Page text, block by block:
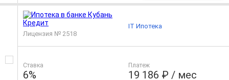
Лицензия № 2518
Ставка
6%
Платеж
19 186 ₽ / мес
IT Ипотека